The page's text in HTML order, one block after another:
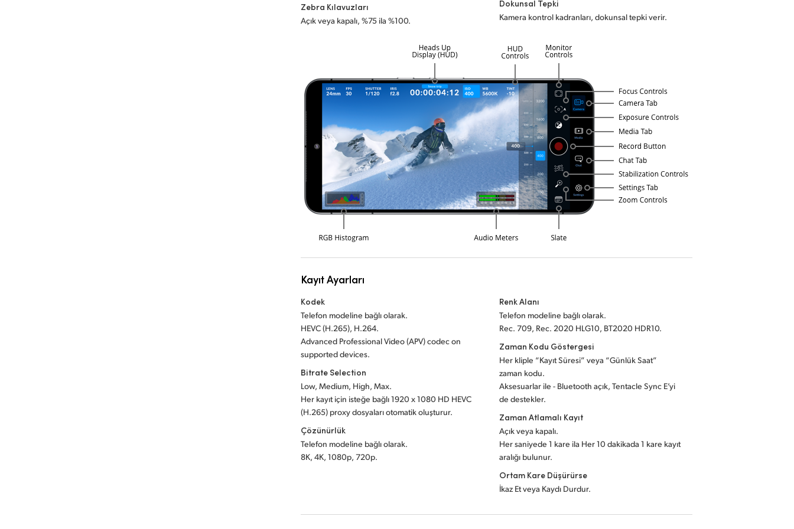
Zebra Kılavuzları
Açık veya kapalı, %75 ila %100.
Dokunsal Tepki
Kamera kontrol kadranları, dokunsal tepki verir.
Kayıt Ayarları
Kodek
Telefon modeline bağlı olarak.
HEVC (H.265), H.264.
Advanced Professional Video (APV) codec on
supported devices.
Bitrate Selection
Low, Medium, High, Max.
Her kayıt için isteğe bağlı 1920 x 1080 HD HEVC
(H.265) proxy dosyaları otomatik oluşturur.
Çözünürlük
Telefon modeline bağlı olarak.
8K, 4K, 1080p, 720p.
Renk Alanı
Telefon modeline bağlı olarak.
Rec. 709, Rec. 2020 HLG10, BT2020 HDR10.
Zaman Kodu Göstergesi
Her kliple “Kayıt Süresi” veya “Günlük Saat”
zaman kodu.
Aksesuarlar ile - Bluetooth açık, Tentacle Sync E’yi
de destekler.
Zaman Atlamalı Kayıt
Açık veya kapalı.
Her saniyede 1 kare ila Her 10 dakikada 1 kare kayıt
aralığı bulunur.
Ortam Kare Düşürürse
İkaz Et veya Kaydı Durdur.